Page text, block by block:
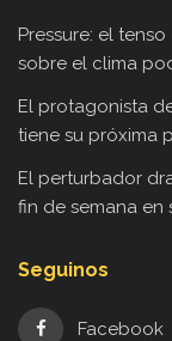
Pressure: el
sobre el clima
El protagonista
tiene su próxima
El perturbador
fin de semana en
Seguinos
Facebook